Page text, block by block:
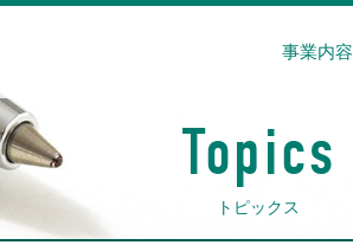
Topics
トピックス
事業内容